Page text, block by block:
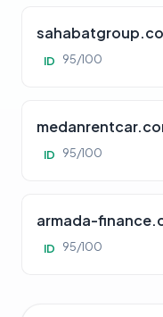
ID 95/100
ID 95/100
armada-
ID 95/100